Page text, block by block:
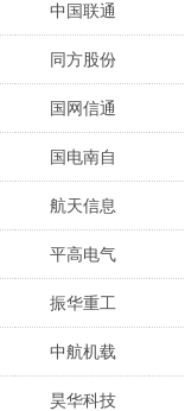
中国联通
同方股份
国网信通
国电南自
航天信息
平高电气
振华重工
中航机载
昊华科技